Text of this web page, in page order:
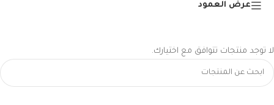
عرض العمود
لا توجد منتجات تتوافق مع اختيارك.